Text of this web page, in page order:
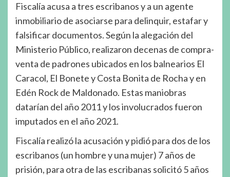
Fiscalía acusa a tres escribanos y a un agente
inmobiliario de asociarse para delinquir, estafar y
falsificar documentos. Según la alegación del
Ministerio Público, realizaron decenas de compra-
venta de padrones ubicados en los balnearios El
Caracol, El Bonete y Costa Bonita de Rocha y en
Edén Rock de Maldonado. Estas maniobras
datarían del año 2011 y los involucrados fueron
imputados en el año 2021.
Fiscalía realizó la acusación y pidió para dos de los
escribanos (un hombre y una mujer) 7 años de
prisión, para otra de las escribanas solicitó 5 años